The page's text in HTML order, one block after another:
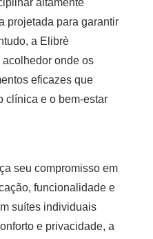
altamente
projetada para garantir
a Elibrè
onde os
eficazes que
clínica e o bem-estar
seu compromisso em
funcionalidade e
suítes individuais
e privacidade, a